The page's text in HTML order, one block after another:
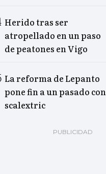
Herido tras ser
atropellado en un paso
de peatones en Vigo
La reforma de Lepanto
pone fin a un pasado con
scalextric